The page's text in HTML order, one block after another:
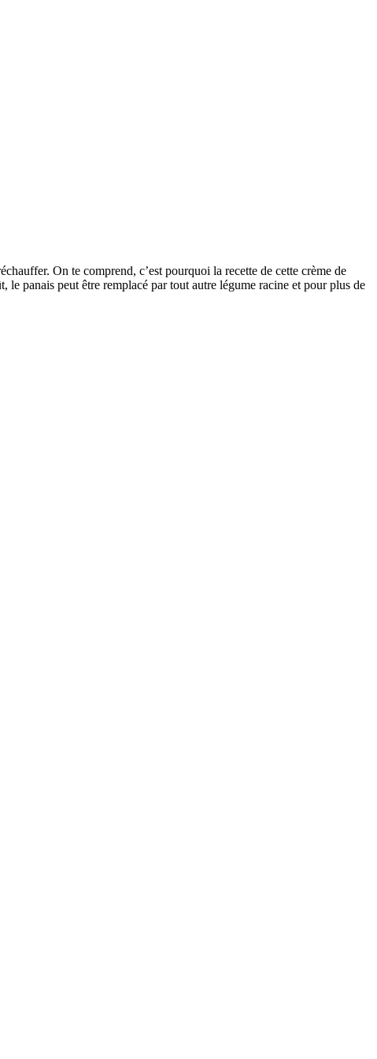
On te comprend, c’est pourquoi la recette de cette crème de
le panais peut être remplacé par tout autre légume racine et pour plus de